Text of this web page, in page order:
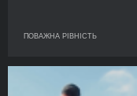
ПОВАЖНА РІВНІСТЬ